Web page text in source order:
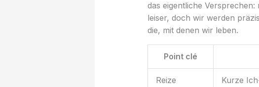
das eigentliche
leiser, doch wir werden
die, mit denen wir leben.
Point clé
Reize
Kurze